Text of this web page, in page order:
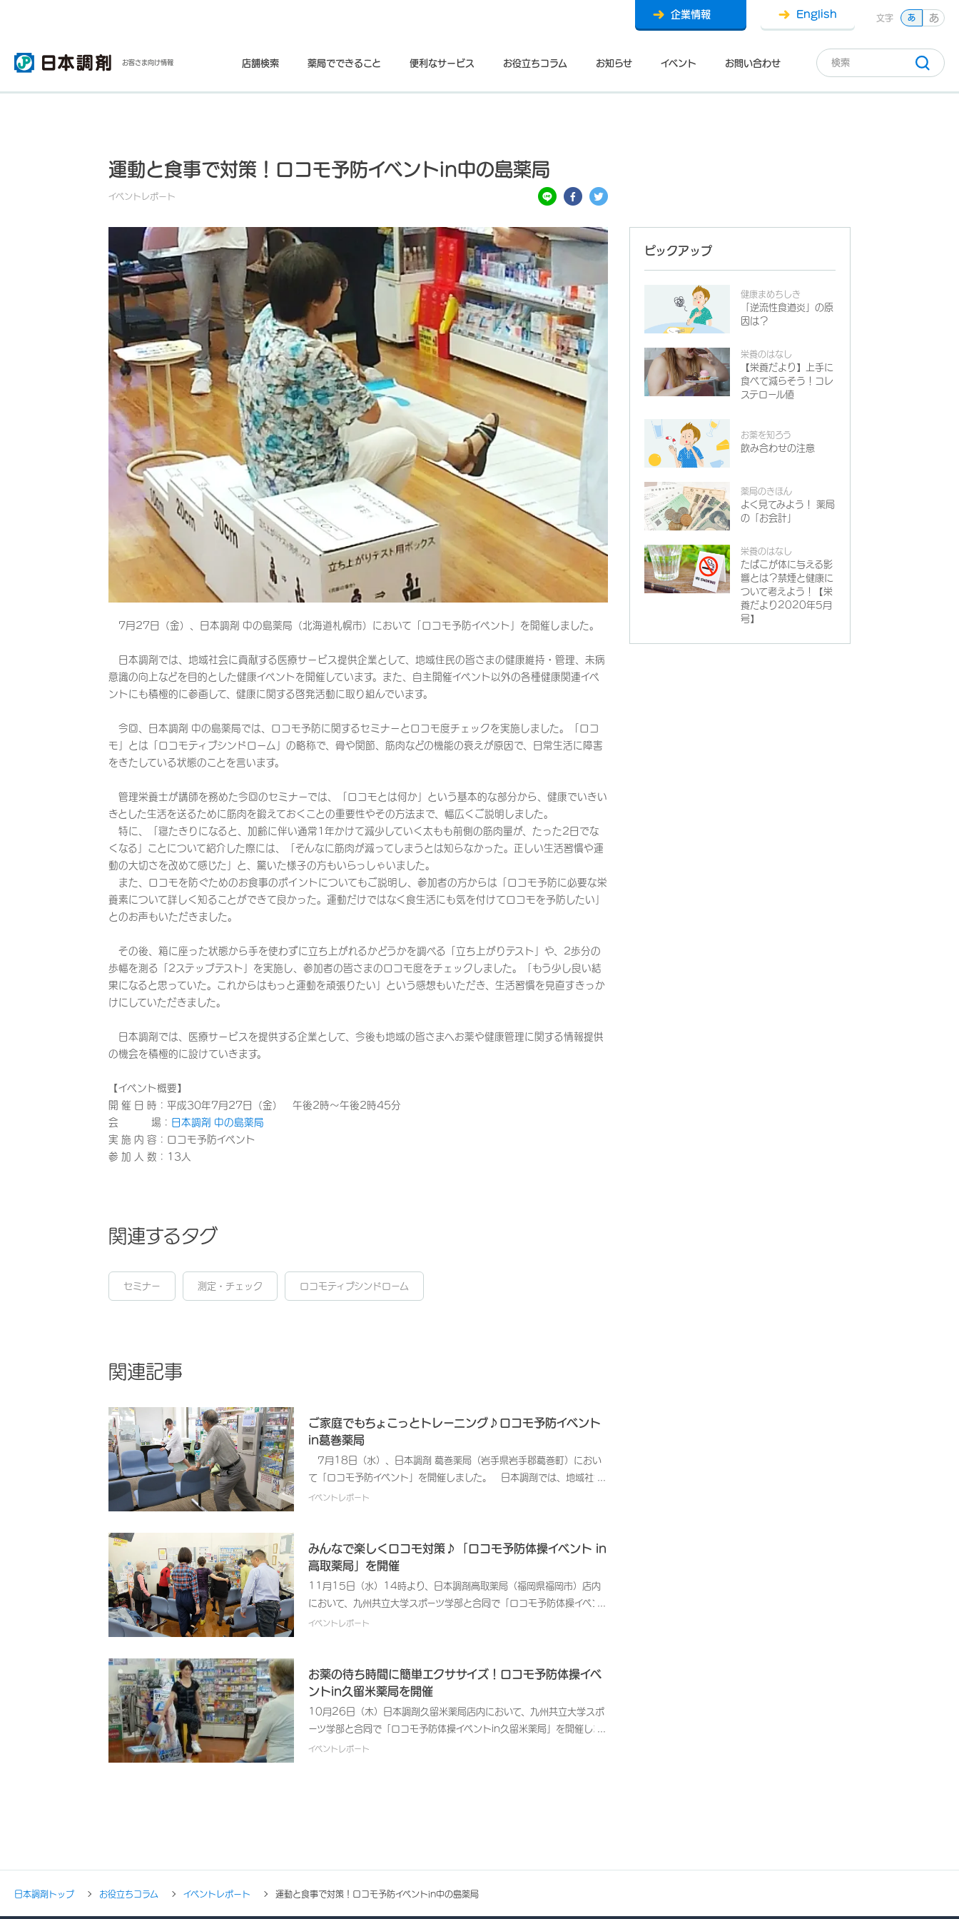
お客さま向け情報 店舗検索 薬局でできること 便利なサービス お役立ちコラム お知らせ イベント お問い合わせ
企業情報 English 文字 あ あ
運動と食事で対策！ロコモ予防イベントin中の島薬局
イベントレポート
7月27日（金）、日本調剤 中の島薬局（北海道札幌市）において「ロコモ予防イベント」を開催しました。
日本調剤では、地域社会に貢献する医療サービス提供企業として、地域住民の皆さまの健康維持・管理、未病
意識の向上などを目的とした健康イベントを開催しています。また、自主開催イベント以外の各種健康関連イベ
ントにも積極的に参画して、健康に関する啓発活動に取り組んでいます。
今回、日本調剤 中の島薬局では、ロコモ予防に関するセミナーとロコモ度チェックを実施しました。「ロコ
モ」とは「ロコモティブシンドローム」の略称で、骨や関節、筋肉などの機能の衰えが原因で、日常生活に障害
をきたしている状態のことを言います。
管理栄養士が講師を務めた今回のセミナーでは、「ロコモとは何か」という基本的な部分から、健康でいきい
きとした生活を送るために筋肉を鍛えておくことの重要性やその方法まで、幅広くご説明しました。
特に、「寝たきりになると、加齢に伴い通常1年かけて減少していく太もも前側の筋肉量が、たった2日でな
くなる」ことについて紹介した際には、「そんなに筋肉が減ってしまうとは知らなかった。正しい生活習慣や運
動の大切さを改めて感じた」と、驚いた様子の方もいらっしゃいました。
また、ロコモを防ぐためのお食事のポイントについてもご説明し、参加者の方からは「ロコモ予防に必要な栄
養素について詳しく知ることができて良かった。運動だけではなく食生活にも気を付けてロコモを予防したい」
とのお声もいただきました。
その後、箱に座った状態から手を使わずに立ち上がれるかどうかを調べる「立ち上がりテスト」や、2歩分の
歩幅を測る「2ステップテスト」を実施し、参加者の皆さまのロコモ度をチェックしました。「もう少し良い結
果になると思っていた。これからはもっと運動を頑張りたい」という感想もいただき、生活習慣を見直すきっか
けにしていただきました。
日本調剤では、医療サービスを提供する企業として、今後も地域の皆さまへお薬や健康管理に関する情報提供
の機会を積極的に設けていきます。
【イベント概要】
開 催 日 時：平成30年7月27日（金） 午後2時～午後2時45分
会 場： 日本調剤 中の島薬局
実 施 内 容：ロコモ予防イベント
参 加 人 数：13人
関連するタグ
セミナー 測定・チェック ロコモティブシンドローム
関連記事
ご家庭でもちょこっとトレーニング♪ロコモ予防イベント
in葛巻薬局
7月18日（水）、日本調剤 葛巻薬局（岩手県岩手郡葛巻町）におい
て「ロコモ予防イベント」を開催しました。 日本調剤では、地域社会
に貢献する医療サービス提供企業として、地域住民の皆さまの健康維
に参画して、健康に関する啓発活動に取り組んでいます。 今回、日本
調剤 葛巻薬局では、“ロコモ”を予防するためのセミナーと体操教室を行
いました。ロコモとは、ロコモティブシンドロームの通称で、骨や関
節、筋肉などの機能の衰えが原因で「立つ」「歩く」などの日常生活に
しました。 その後、九州共立大学スポーツ学部監修のもと日本調剤が
開発した「3分でできるちょこっとロコモ予防トレーニング『ちょこト
レ』」の体験を行いました。『ちょこトレ』は、薬の待ち時間など隙間
時間に“ちょこっと”できるとご好評をいただいており、この日も座った
ままでできる体操や、背中や太ももの筋肉などを簡単に鍛えられる体操
を参加者の皆さまにご体験いただきました。 講師を務めた葛巻薬局の
薬や健康管理に関する情報提供の機会を積極的に設けていきます。 【イ
ベント概要】開 催 日 時：平成30年7月18日（水） 会 場：日
イベントレポート
みんなで楽しくロコモ対策♪「ロコモ予防体操イベント in
高取薬局」を開催
11月15日（水）14時より、日本調剤高取薬局（福岡県福岡市）店内
において、九州共立大学スポーツ学部と合同で「ロコモ予防体操イベン
ト in 高取薬局」を開催しました。
イベントレポート
お薬の待ち時間に簡単エクササイズ！ロコモ予防体操イベ
ントin久留米薬局を開催
10月26日（木）日本調剤久留米薬局店内において、九州共立大学スポ
ーツ学部と合同で「ロコモ予防体操イベントin久留米薬局」を開催しま
した。
イベントレポート
ピックアップ
健康まめちしき
「逆流性食道炎」の原
因は？
栄養のはなし
【栄養だより】上手に
食べて減らそう！コレ
ステロール値
お薬を知ろう
飲み合わせの注意
薬局のきほん
よく見てみよう！ 薬局
の「お会計」
栄養のはなし
たばこが体に与える影
響とは？禁煙と健康に
ついて考えよう！【栄
養だより2020年5月
号】
日本調剤トップ お役立ちコラム イベントレポート 運動と食事で対策！ロコモ予防イベントin中の島薬局